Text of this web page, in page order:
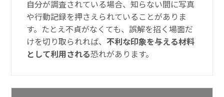
自分が調査されている場合、知らない間に写真
や行動記録を押さえられていることがありま
す。たとえ不貞がなくても、誤解を招く場面だ
けを切り取られれば、不利な印象を与える材料
として利用される恐れがあります。